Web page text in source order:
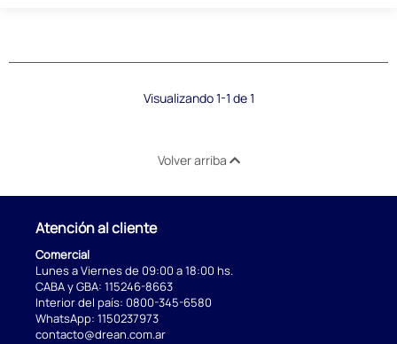
Visualizando 1-1 de 1
Volver arriba
Atención al cliente
Comercial
Lunes a Viernes de 09:00 a 18:00 hs.
CABA y GBA: 115246-8663
Interior del país: 0800-345-6580
WhatsApp: 1150237973
contacto@drean.com.ar